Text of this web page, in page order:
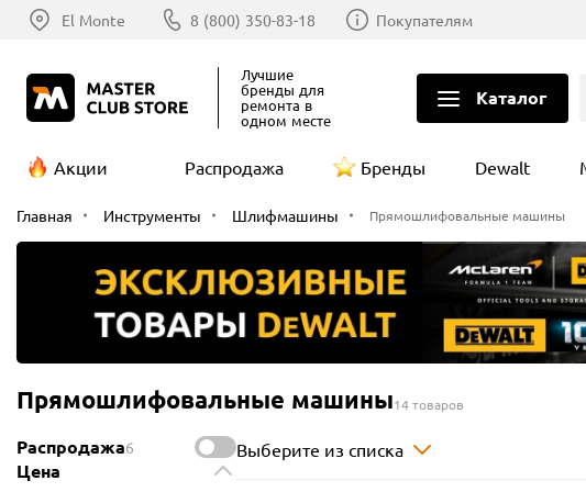
El Monte 8 (800) 350-83-18 Покупателям
Лучшие
бренды для
ремонта в
одном месте
Каталог
Акции Распродажа Бренды Dewalt
Главная Инструменты Шлифмашины Прямошлифовальные машины
Прямошлифовальные машины14 товаров
Распродажа6
Цена
Выберите из списка